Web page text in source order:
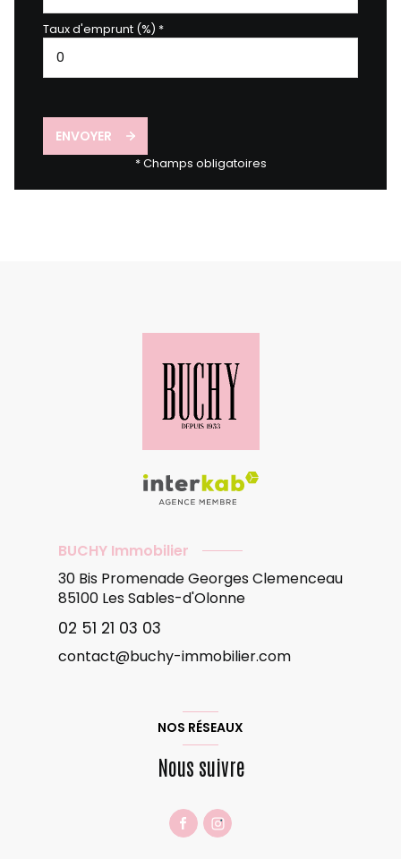
Taux d'emprunt (%) *
ENVOYER
* Champs obligatoires
BUCHY Immobilier
30 Bis Promenade Georges Clemenceau
85100 Les Sables-d'Olonne
02 51 21 03 03
contact@buchy-immobilier.com
NOS RÉSEAUX
Nous suivre